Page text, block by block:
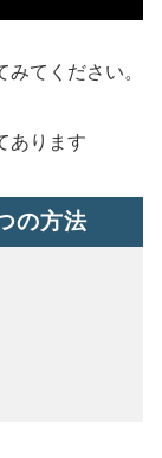
てください。
あります
の方法